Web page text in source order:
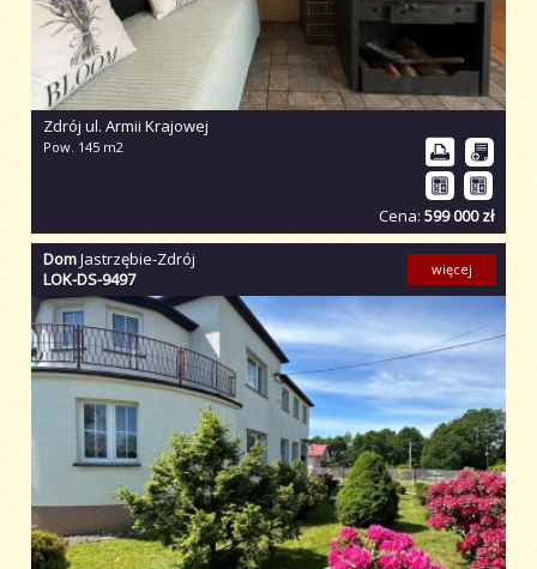
Zdrój ul. Armii Krajowej
Pow. 145 m2
Cena: 599 000 zł
DomJastrzębie-Zdrój
LOK-DS-9497
więcej